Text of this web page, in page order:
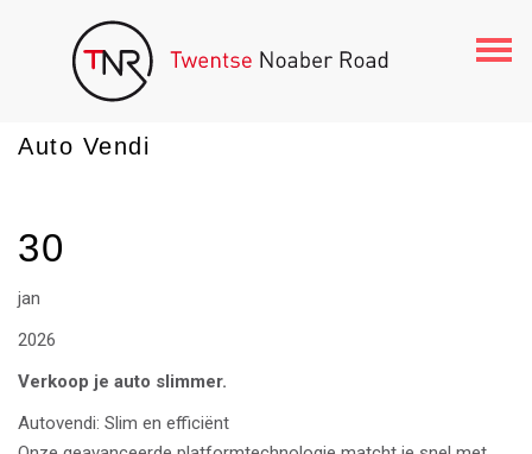
Auto Vendi
30
jan
2026
Verkoop je auto slimmer.
Autovendi: Slim en efficiënt